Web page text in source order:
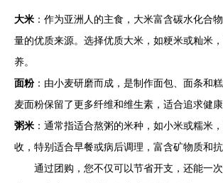
大米 ：作为亚洲人的主食，大米富含碳水化合
量的优质来源。选择优质大米，如粳米或籼米
养。
面粉：由小麦研磨而成，是制作面包、面条和
麦面粉保留了更多纤维和维生素，适合追求健康
粥米 ：通常指适合熬粥的米种，如小米或糯米
收，特别适合早餐或病后调理，富含矿物质和抗
通过团购，您不仅可以节省开支，还能一